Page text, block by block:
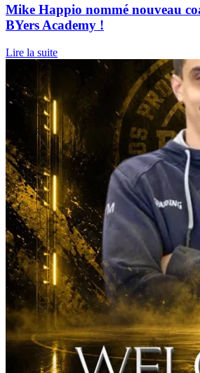
Mike Happio nommé nouveau
BYers Academy !
Lire la suite